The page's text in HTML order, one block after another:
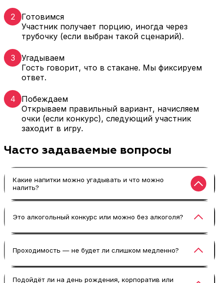
2
Готовимся
Участник получает порцию, иногда через
трубочку (если выбран такой сценарий).
3
Угадываем
Гость говорит, что в стакане. Мы фиксируем
ответ.
4
Побеждаем
Открываем правильный вариант, начисляем
очки (если конкурс), следующий участник
заходит в игру.
Часто задаваемые вопросы
Какие напитки можно угадывать и что можно
налить?
Мы подбираем варианты напитков под
аудиторию и формат: от простых (соки,
лимонады, газировка) до тех, которые с
спрашиваете: “Что можно налить?”, обычно
Это алкогольный конкурс или можно без алкоголя?
Формат универсальный. Можно сделать как
конкурс с напитками без алкоголя (самый
популярный вариант), а можно собрать
взрослую версию — угадай алкогольный
Проходимость — не будет ли слишком медленно?
Средняя проходимость — до 15 человек/час,
Подойдёт ли на день рождения, корпоратив или